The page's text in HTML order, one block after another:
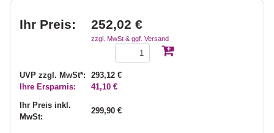
Ihr Preis: 252,02 €
zzgl. MwSt & ggf. Versand
UVP zzgl. MwSt*:
293,12 €
Ihre Ersparnis:
41,10 €
Ihr Preis inkl.
MwSt:
299,90 €